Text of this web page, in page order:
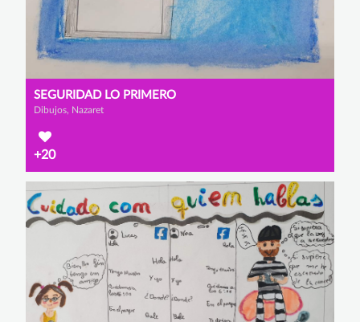
SEGURIDAD LO PRIMERO
Dibujos, Nazaret
+20